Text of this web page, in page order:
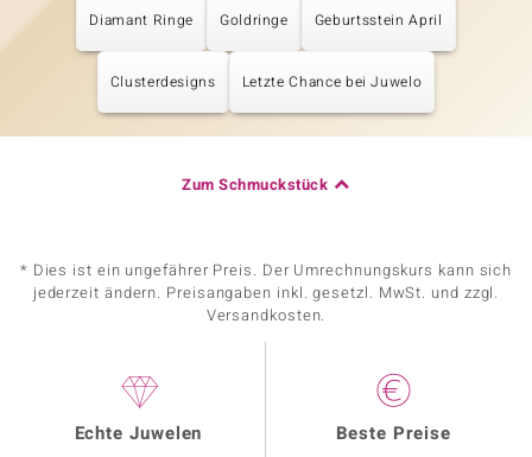
Diamant Ringe Goldringe Geburtsstein April
Clusterdesigns Letzte Chance bei Juwelo
Zum Schmuckstück
* Dies ist ein ungefährer Preis. Der Umrechnungskurs kann sich
jederzeit ändern. Preisangaben inkl. gesetzl. MwSt. und zzgl.
Versandkosten.
Echte Juwelen Beste Preise